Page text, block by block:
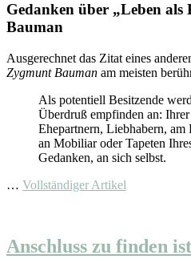
Gedanken über „Leben
Bauman
Ausgerechnet das Zitat eines
Zygmunt Bauman am meisten
Als potentiell Besitzende
Überdruß empfinden an:
Ehepartnern, Liebhabern, am
an Mobiliar oder Tapeten
Gedanken, an sich selbst.
… Vollständiger Artikel
Anschluss zu finden